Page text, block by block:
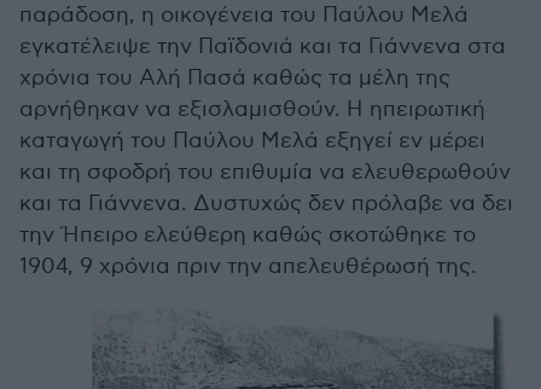
παράδοση, η οικογένεια του Παύλου Μελά
εγκατέλειψε την Παϊδονιά και τα Γιάννενα στα
χρόνια του Αλή Πασά καθώς τα μέλη της
αρνήθηκαν να εξισλαμισθούν. Η ηπειρωτική
καταγωγή του Παύλου Μελά εξηγεί εν μέρει
και τη σφοδρή του επιθυμία να ελευθερωθούν
και τα Γιάννενα. Δυστυχώς δεν πρόλαβε να δει
την Ήπειρο ελεύθερη καθώς σκοτώθηκε το
1904, 9 χρόνια πριν την απελευθέρωσή της.